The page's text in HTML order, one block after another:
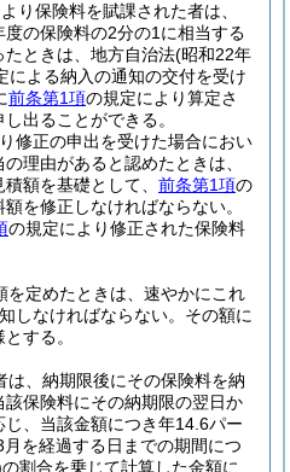
り保険料を賦課された者は、
の保険料の2分の1に相当する
ときは、地方自治法(昭和22年
による納入の通知の交付を受け
前条第1項の規定により算定さ
出ることができる。
修正の申出を受けた場合におい
理由があると認めたときは、
額を基礎として、 前条第1項の
を修正しなければならない。
の規定により修正された保険料
を定めたときは、速やかにこれ
しなければならない。 その額に
する。
は、納期限後にその保険料を納
保険料にその納期限の翌日か
、当該金額につき年14.6パー
を経過する日までの期間につ
の割合を乗じて計算した金額に